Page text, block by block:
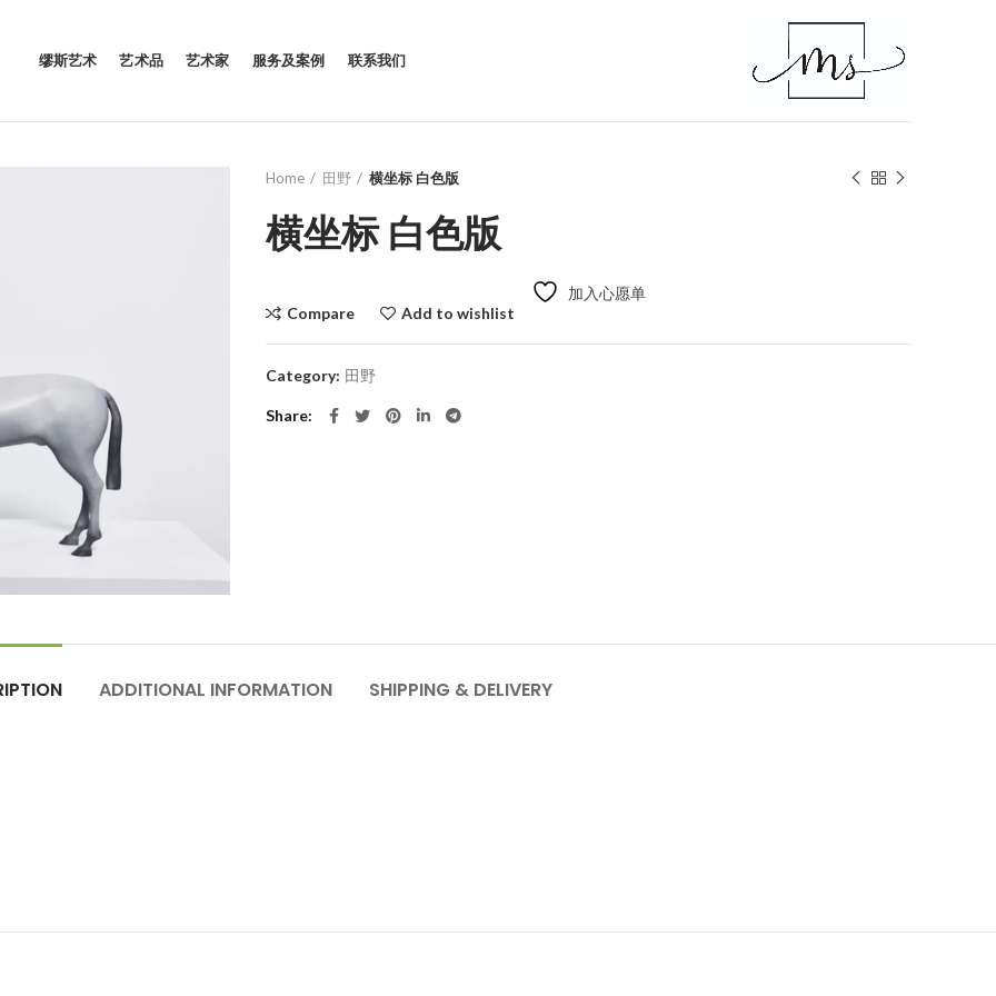
缪斯艺术 艺术品 艺术家 服务及案例 联系我们
Home 田野 横坐标 白色版
横坐标 白色版
加入心愿单
Compare
Add to wishlist
Category: 田野
Share
ADDITIONAL INFORMATION SHIPPING & DELIVERY